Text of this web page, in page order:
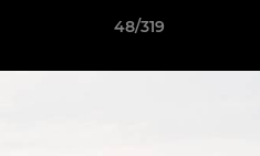
48/319